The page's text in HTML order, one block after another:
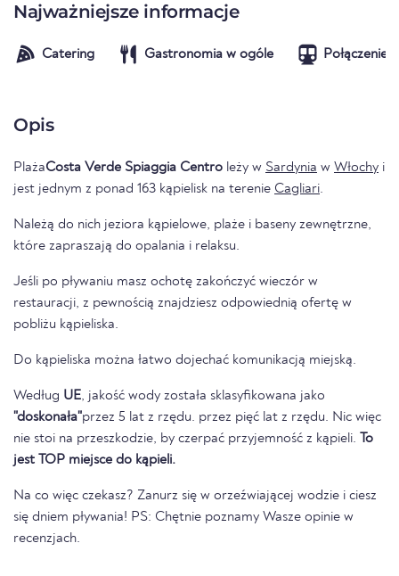
Najważniejsze informacje
Catering Gastronomia w ogóle Połączenie
Opis
PlażaCosta Verde Spiaggia Centro leży w Sardynia w Włochy i
jest jednym z ponad 163 kąpielisk na terenie Cagliari.
Należą do nich jeziora kąpielowe, plaże i baseny zewnętrzne,
które zapraszają do opalania i relaksu.
Jeśli po pływaniu masz ochotę zakończyć wieczór w
restauracji, z pewnością znajdziesz odpowiednią ofertę w
pobliżu kąpieliska.
Do kąpieliska można łatwo dojechać komunikacją miejską.
Według UE, jakość wody została sklasyfikowana jako
"doskonała"przez 5 lat z rzędu. przez pięć lat z rzędu. Nic więc
nie stoi na przeszkodzie, by czerpać przyjemność z kąpieli. To
jest TOP miejsce do kąpieli.
Na co więc czekasz? Zanurz się w orzeźwiającej wodzie i ciesz
się dniem pływania! PS: Chętnie poznamy Wasze opinie w
recenzjach.